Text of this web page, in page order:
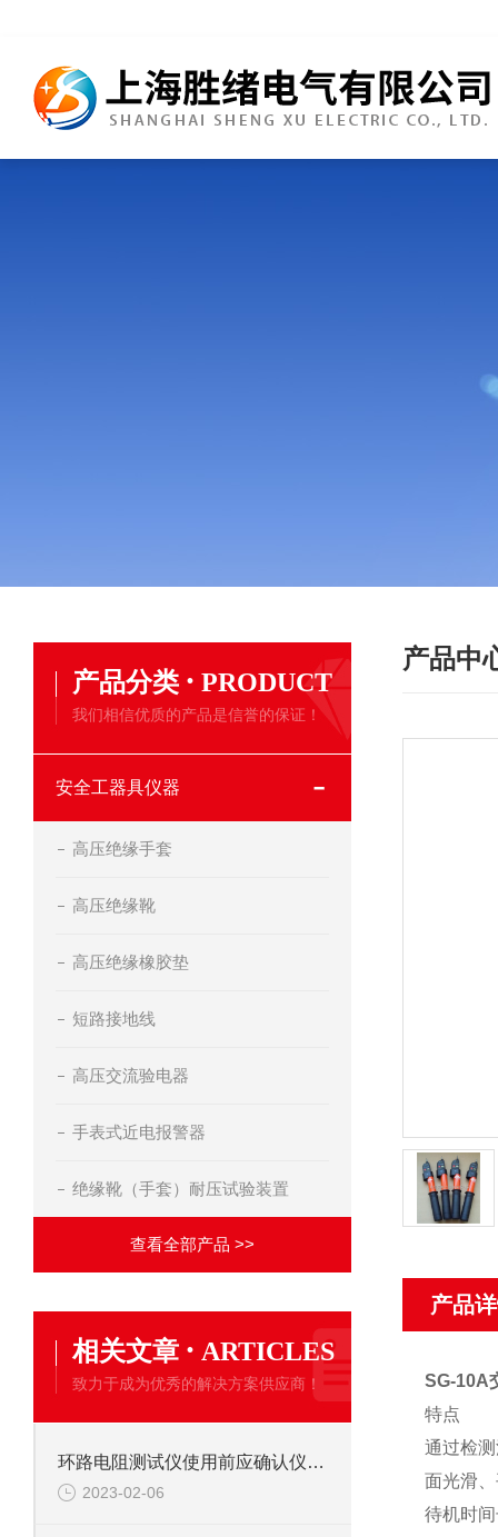
产品分类 · PRODUCT
我们相信优质的产品是信誉的保证！
安全工器具仪器
高压绝缘手套
高压绝缘靴
高压绝缘橡胶垫
短路接地线
高压交流验电器
手表式近电报警器
绝缘靴（手套）耐压试验装置
查看全部产品 >>
相关文章 · ARTICLES
致力于成为优秀的解决方案供应商！
环路电阻测试仪使用前应确认仪表及附件完好，才能使用
2023-02-06
产品中
产品
SG-10A
特点
通过检
面光滑
待机时